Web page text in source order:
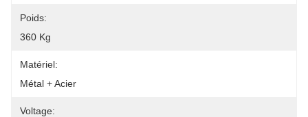
Poids:
360 Kg
Matériel:
Métal + Acier
Voltage: